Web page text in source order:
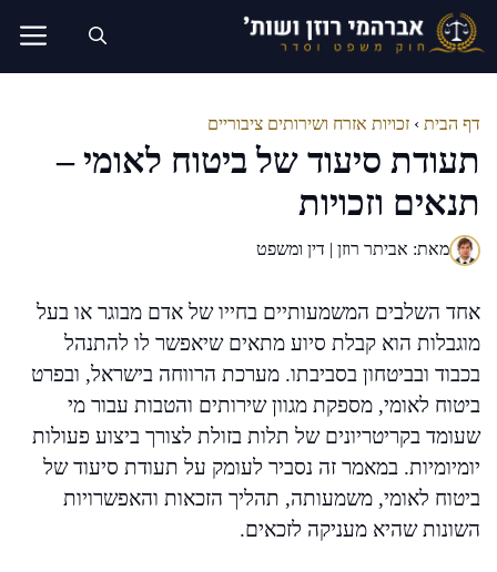
לדלג
לתוכן
דף הבית › זכויות אזרח ושירותים ציבוריים
תעודת סיעוד של ביטוח לאומי –
תנאים וזכויות
מאת: אביתר רוזן | דין ומשפט
אחד השלבים המשמעותיים בחייו של אדם מבוגר או בעל
מוגבלות הוא קבלת סיוע מתאים שיאפשר לו להתנהל
בכבוד ובביטחון בסביבתו. מערכת הרווחה בישראל, ובפרט
ביטוח לאומי, מספקת מגוון שירותים והטבות עבור מי
שעומד בקריטריונים של תלות בזולת לצורך ביצוע פעולות
יומיומיות. במאמר זה נסביר לעומק על תעודת סיעוד של
ביטוח לאומי, משמעותה, תהליך הזכאות והאפשרויות
השונות שהיא מעניקה לזכאים.